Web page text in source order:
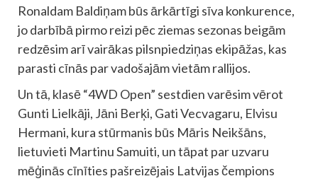
Ronaldam Baldiņam būs ārkārtīgi sīva konkurence,
jo darbībā pirmo reizi pēc ziemas sezonas beigām
redzēsim arī vairākas pilsnpiedziņas ekipāžas, kas
parasti cīnās par vadošajām vietām rallijos.
Un tā, klasē “4WD Open” sestdien varēsim vērot
Gunti Lielkāji, Jāni Berķi, Gati Vecvagaru, Elvisu
Hermani, kura stūrmanis būs Māris Neikšāns,
lietuvieti Martinu Samuiti, un tāpat par uzvaru
mēģinās cīnīties pašreizējais Latvijas čempions